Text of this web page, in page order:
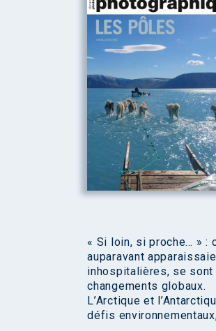
« Si loin, si proche… » :
auparavant
inhospitalières, se
changements globaux.
L’Arctique et
défis